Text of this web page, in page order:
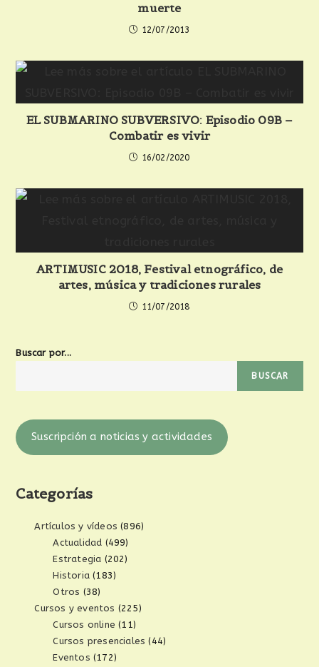
muerte
12/07/2013
EL SUBMARINO SUBVERSIVO: Episodio 09B –
Combatir es vivir
16/02/2020
ARTIMUSIC 2018, Festival etnográfico, de
artes, música y tradiciones rurales
11/07/2018
Buscar por...
BUSCAR
Suscripción a noticias y actividades
Categorías
Artículos y vídeos (896)
Actualidad (499)
Estrategia (202)
Historia (183)
Otros (38)
Cursos y eventos (225)
Cursos online (11)
Cursos presenciales (44)
Eventos (172)